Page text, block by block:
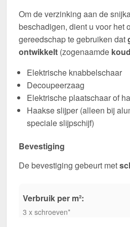
Om de verzinking aan de
beschadigen, dient u voor het
gereedschap te gebruiken dat
ontwikkelt (zogenaamde
Elektrische knabbelschaar
Decoupeerzaag
Elektrische plaatschaar of
Haakse slijper (alleen bij
speciale slijpschijf)
Bevestiging
De bevestiging gebeurt met
Verbruik per m²:
3 x schroeven*